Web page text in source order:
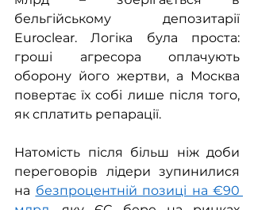
бельгійському депозитарії
Euroclear. Логіка була проста:
гроші агресора оплачують
оборону його жертви, а Москва
повертає їх собі лише після того,
як сплатить репарації.
Натомість після більш ніж доби
переговорів лідери зупинилися
на безпроцентній позиці на €90